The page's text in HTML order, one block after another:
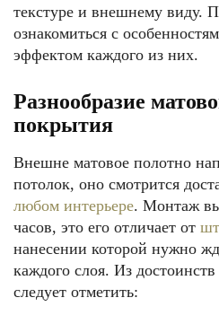
текстуре и внешнему виду.
ознакомиться с
эффектом каждого из них.
Разнообразие
покрытия
Внешне матовое полотно
потолок, оно смотрится
любом интерьере. Монтаж
часов, это его отличает от
нанесении которой нужно
каждого слоя. Из
следует отметить: